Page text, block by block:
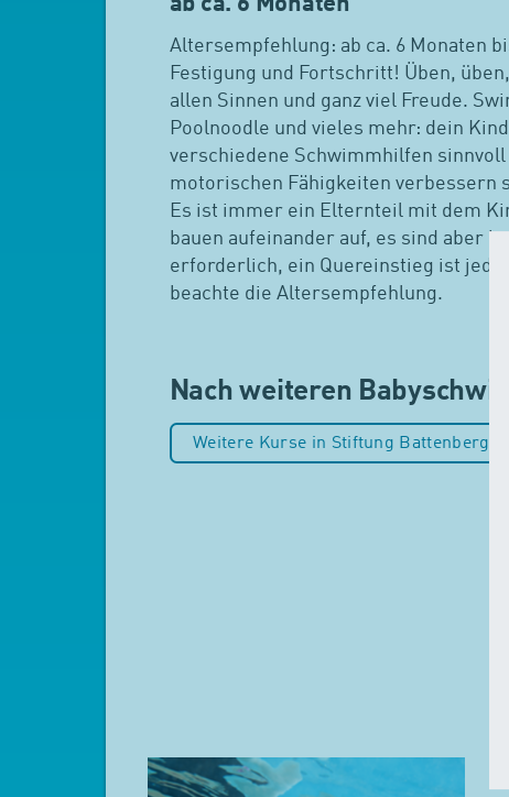
Altersempfehlung: ab ca. 6 Monaten
Festigung und Fortschritt! Üben,
allen Sinnen und ganz viel Freude.
Poolnoodle und vieles mehr: dein
verschiedene Schwimmhilfen sinnvoll
motorischen Fähigkeiten verbessern
Es ist immer ein Elternteil mit dem
bauen aufeinander auf, es sind aber
erforderlich, ein Quereinstieg ist
beachte die Altersempfehlung.
Nach weiteren
Weitere Kurse in Stiftung Battenberg